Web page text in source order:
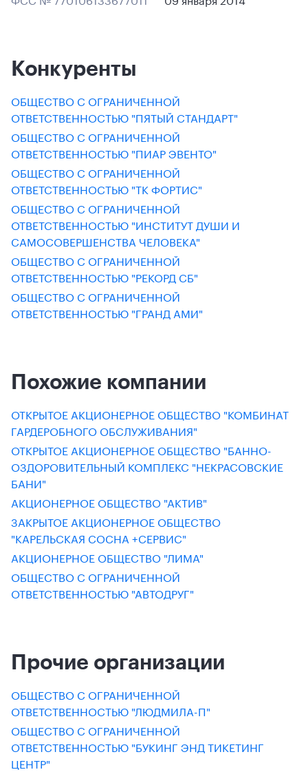
Конкуренты
ОБЩЕСТВО С ОГРАНИЧЕННОЙ
ОТВЕТСТВЕННОСТЬЮ "ПЯТЫЙ СТАНДАРТ"
ОБЩЕСТВО С ОГРАНИЧЕННОЙ
ОТВЕТСТВЕННОСТЬЮ "ПИАР ЭВЕНТО"
ОБЩЕСТВО С ОГРАНИЧЕННОЙ
ОТВЕТСТВЕННОСТЬЮ "ТК ФОРТИС"
ОБЩЕСТВО С ОГРАНИЧЕННОЙ
ОТВЕТСТВЕННОСТЬЮ "ИНСТИТУТ ДУШИ И
САМОСОВЕРШЕНСТВА ЧЕЛОВЕКА"
ОБЩЕСТВО С ОГРАНИЧЕННОЙ
ОТВЕТСТВЕННОСТЬЮ "РЕКОРД СБ"
ОБЩЕСТВО С ОГРАНИЧЕННОЙ
ОТВЕТСТВЕННОСТЬЮ "ГРАНД АМИ"
Похожие компании
ОТКРЫТОЕ АКЦИОНЕРНОЕ ОБЩЕСТВО "КОМБИНАТ
ГАРДЕРОБНОГО ОБСЛУЖИВАНИЯ"
ОТКРЫТОЕ АКЦИОНЕРНОЕ ОБЩЕСТВО "БАННО-
ОЗДОРОВИТЕЛЬНЫЙ КОМПЛЕКС "НЕКРАСОВСКИЕ
БАНИ"
АКЦИОНЕРНОЕ ОБЩЕСТВО "АКТИВ"
ЗАКРЫТОЕ АКЦИОНЕРНОЕ ОБЩЕСТВО
"КАРЕЛЬСКАЯ СОСНА +СЕРВИС"
АКЦИОНЕРНОЕ ОБЩЕСТВО "ЛИМА"
ОБЩЕСТВО С ОГРАНИЧЕННОЙ
ОТВЕТСТВЕННОСТЬЮ "АВТОДРУГ"
Прочие организации
ОБЩЕСТВО С ОГРАНИЧЕННОЙ
ОТВЕТСТВЕННОСТЬЮ "ЛЮДМИЛА-П"
ОБЩЕСТВО С ОГРАНИЧЕННОЙ
ОТВЕТСТВЕННОСТЬЮ "БУКИНГ ЭНД ТИКЕТИНГ
ЦЕНТР"